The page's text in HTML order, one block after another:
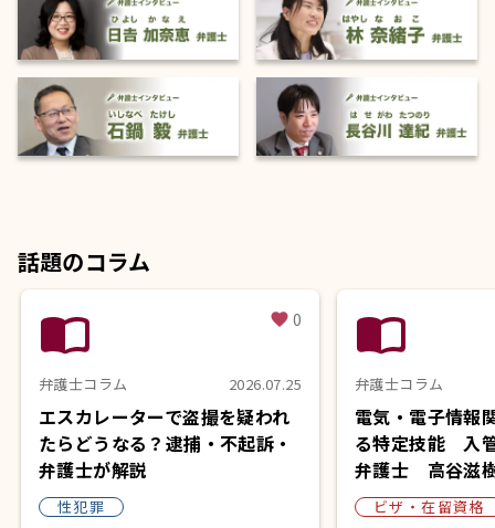
話題のコラム
import_contacts favorite 0
弁護士コラム 2026.07.25
エスカレーターで盗撮を疑われ
たらどうなる？逮捕・不起訴・
弁護士が解説
性犯罪
import_contacts
弁護士コラム
電気・電子情報
る特定技能 入
弁護士 高谷滋
ビザ・在留資格